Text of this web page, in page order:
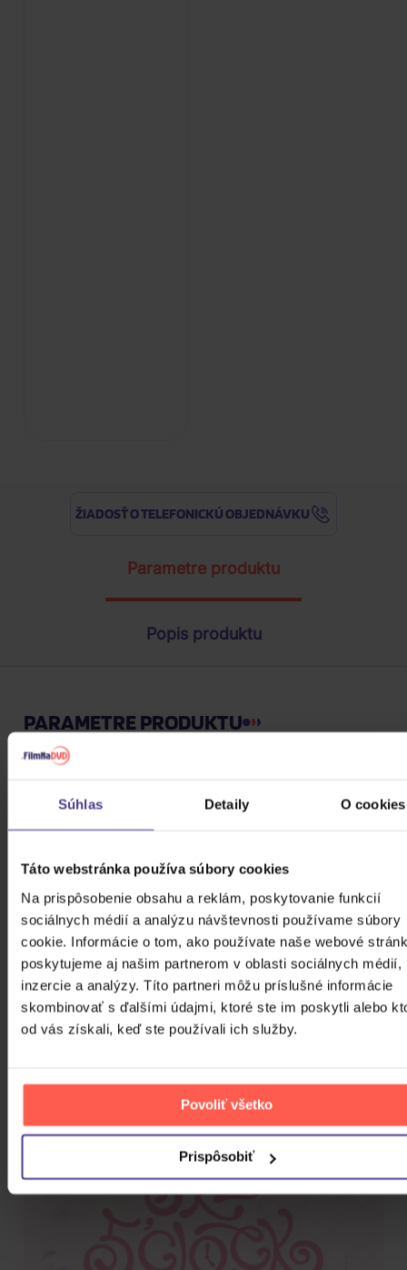
Súhlas Detaily O cookies
Táto webstránka používa súbory cookies
Na prispôsobenie obsahu a reklám, poskytovanie funkcií
sociálnych médií a analýzu návštevnosti používame súbory
cookie. Informácie o tom, ako používate naše webové
poskytujeme aj našim partnerom v oblasti sociálnych médií,
inzercie a analýzy. Títo partneri môžu príslušné informácie
skombinovať s ďalšími údajmi, ktoré ste im poskytli alebo
od vás získali, keď ste používali ich služby.
Povoliť všetko
Prispôsobiť
Parametre produktu
Popis produktu
ŽIADOSŤ O TELEFONICKÚ OBJEDNÁVKU
PARAMETRE PRODUKTU
Kód produktu
Výrobca/Značka
Import
Dátum vydania
30.05.2025
POPIS PRODUKTU
SIZE: HOOD BLANKET(후드 부분 제외) - 133X84CM /
: POLYESTER, PLASTIC, PAPER